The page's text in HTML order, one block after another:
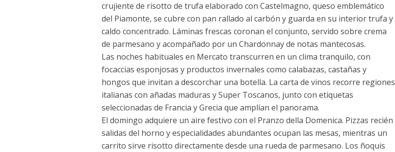
crujiente de risotto de trufa elaborado con Castelmagno, queso emblemático
del Piamonte, se cubre con pan rallado al carbón y guarda en su interior trufa y
caldo concentrado. Láminas frescas coronan el conjunto, servido sobre crema
de parmesano y acompañado por un Chardonnay de notas mantecosas.
Las noches habituales en Mercato transcurren en un clima tranquilo, con
focaccias esponjosas y productos invernales como calabazas, castañas y
hongos que invitan a descorchar una botella. La carta de vinos recorre regiones
italianas con añadas maduras y Super Toscanos, junto con etiquetas
seleccionadas de Francia y Grecia que amplían el panorama.
El domingo adquiere un aire festivo con el Pranzo della Domenica. Pizzas recién
salidas del horno y especialidades abundantes ocupan las mesas, mientras un
carrito sirve risotto directamente desde una rueda de parmesano. Los ñoquis